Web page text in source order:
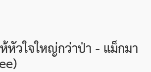
หัวใจใหญ่กว่าป่า - แม็กมา